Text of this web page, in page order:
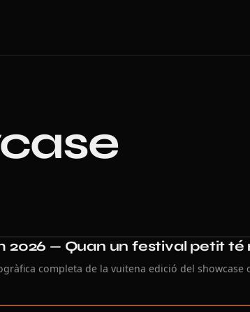
2026 — Quan un festival petit té
completa de la vuitena edició del showcase